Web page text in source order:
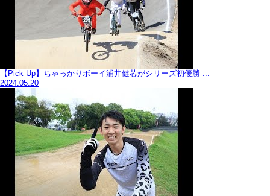
【Pick Up】ちゃっかりボーイ浦井健芯がシリーズ初優勝 ...
2024.05.20